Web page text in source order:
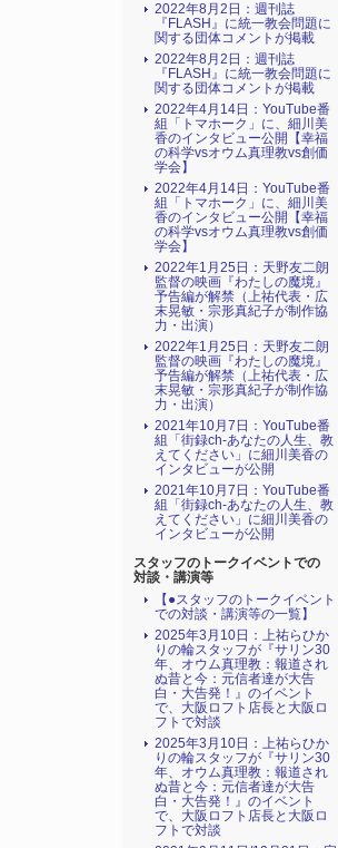
2022年8月2日：週刊誌
『FLASH』に統一教会問題に
関する団体コメントが掲載
2022年8月2日：週刊誌
『FLASH』に統一教会問題に
関する団体コメントが掲載
2022年4月14日：YouTube番
組「トマホーク」に、細川美
香のインタビュー公開【幸福
の科学vsオウム真理教vs創価
学会】
2022年4月14日：YouTube番
組「トマホーク」に、細川美
香のインタビュー公開【幸福
の科学vsオウム真理教vs創価
学会】
2022年1月25日：天野友二朗
監督の映画『わたしの魔境』
予告編が解禁（上祐代表・広
末晃敏・宗形真紀子が制作協
力・出演）
2022年1月25日：天野友二朗
監督の映画『わたしの魔境』
予告編が解禁（上祐代表・広
末晃敏・宗形真紀子が制作協
力・出演）
2021年10月7日：YouTube番
組「街録ch-あなたの人生、教
えてください」に細川美香の
インタビューが公開
2021年10月7日：YouTube番
組「街録ch-あなたの人生、教
えてください」に細川美香の
インタビューが公開
スタッフのトークイベントでの
対談・講演等
【●スタッフのトークイベント
での対談・講演等の一覧】
2025年3月10日：上祐らひか
りの輪スタッフが『サリン30
年、オウム真理教：報道され
ぬ昔と今：元信者達が大告
白・大告発！』のイベント
で、大阪ロフト店長と大阪ロ
フトで対談
2025年3月10日：上祐らひか
りの輪スタッフが『サリン30
年、オウム真理教：報道され
ぬ昔と今：元信者達が大告
白・大告発！』のイベント
で、大阪ロフト店長と大阪ロ
フトで対談